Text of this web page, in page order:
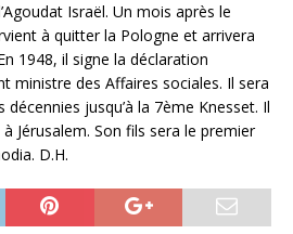
Israël. Un mois après le
à quitter la Pologne et arrivera
1948, il signe la déclaration
ministre des Affaires sociales. Il sera
jusqu’à la 7ème Knesset. Il
à Jérusalem. Son fils sera le premier
D.H.